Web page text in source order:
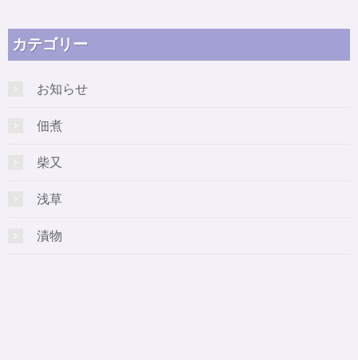
カテゴリー
お知らせ
佃煮
柴又
浅草
漬物